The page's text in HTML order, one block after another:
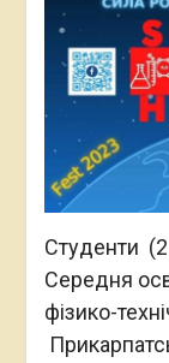
Студенти (2
Середня
фізико-